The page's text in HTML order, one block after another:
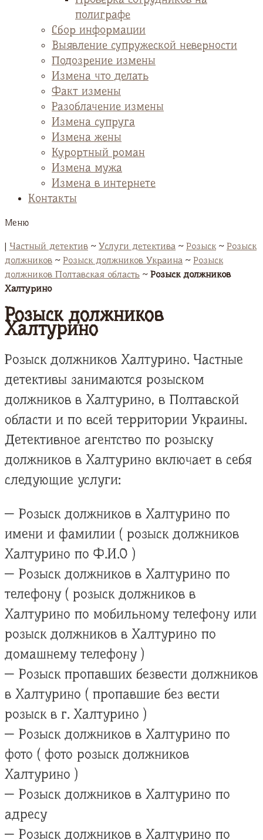
полиграфе
Сбор информации
Выявление супружеской неверности
Подозрение измены
Измена что делать
Факт измены
Разоблачение измены
Измена супруга
Измена жены
Курортный роман
Измена мужа
Измена в интернете
Контакты
Меню
| Частный детектив ~ Услуги детектива ~ Розыск~ Розыск
должников ~ Розыск должников Украина ~ Розыск
должников Полтавская область ~ Розыск должников
Халтурино
Розыск должников
Халтурино
Розыск должников Халтурино. Частные
детективы занимаются розыском
должников в Халтурино, в Полтавской
области и по всей территории Украины.
Детективное агентство по розыску
должников в Халтурино включает в себя
следующие услуги:
— Розыск должников в Халтурино по
имени и фамилии ( розыск должников
Халтурино по Ф.И.О )
— Розыск должников в Халтурино по
телефону ( розыск должников в
Халтурино по мобильному телефону или
розыск должников в Халтурино по
домашнему телефону )
— Розыск пропавших безвести должников
в Халтурино ( пропавшие без вести
розыск в г. Халтурино )
— Розыск должников в Халтурино по
фото ( фото розыск должников
Халтурино )
— Розыск должников в Халтурино по
адресу
— Розыск должников в Халтурино по